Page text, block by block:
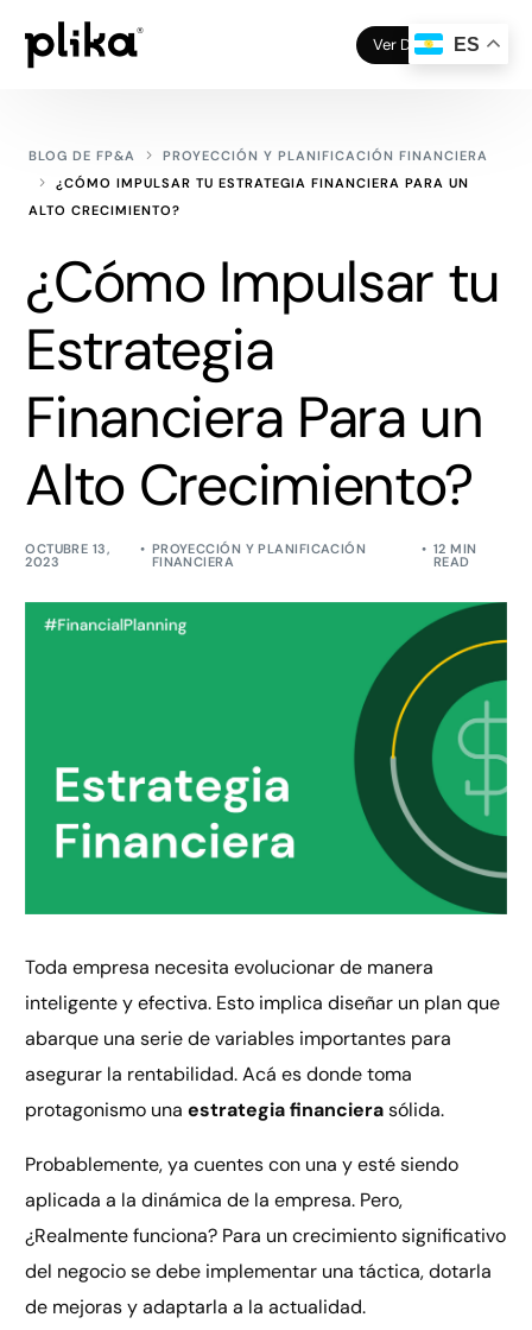
Ver Demo
BLOG DE FP&A
PROYECCIÓN Y PLANIFICACIÓN FINANCIERA
¿CÓMO IMPULSAR TU ESTRATEGIA FINANCIERA PARA UN
ALTO CRECIMIENTO?
¿Cómo Impulsar tu
Estrategia
Financiera Para un
Alto Crecimiento?
OCTUBRE 13,
2023
PROYECCIÓN Y PLANIFICACIÓN
FINANCIERA
12 MIN
READ
Toda empresa necesita evolucionar de manera
inteligente y efectiva. Esto implica diseñar un plan que
abarque una serie de variables importantes para
asegurar la rentabilidad. Acá es donde toma
protagonismo unaestrategia financierasólida.
Probablemente, ya cuentes con una y esté siendo
aplicada a la dinámica de la empresa. Pero,
¿Realmente funciona? Para un crecimiento significativo
del negocio se debe implementar una táctica, dotarla
de mejoras y adaptarla a la actualidad.
ES